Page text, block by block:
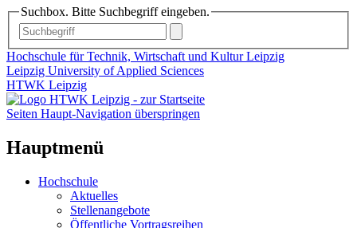
Suchbox. Bitte Suchbegriff eingeben.
Hochschule für Technik, Wirtschaft und Kultur Leipzig
Leipzig University of Applied Sciences
HTWK Leipzig
Seiten Haupt-Navigation überspringen
Hauptmenü
Hochschule
Aktuelles
Stellenangebote
Öffentliche Vortragsreihen